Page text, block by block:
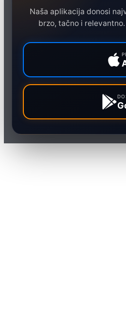
Naša aplikacija donosi
brzo, tačno i
Ekonomija
Marketing